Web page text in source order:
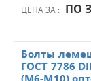
ЦЕНА ЗА : ПО
Болты
ГОСТ 7786